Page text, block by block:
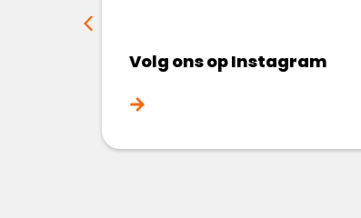
Volg ons op Instagram